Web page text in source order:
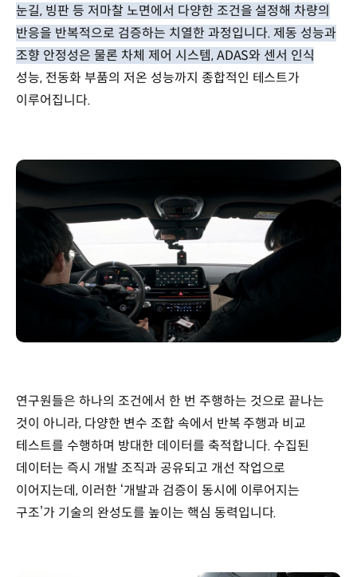
눈길, 빙판 등 저마찰 노면에서 다양한 조건을 설정해 차량의
반응을 반복적으로 검증하는 치열한 과정입니다. 제동 성능과
조향 안정성은 물론 차체 제어 시스템, ADAS와 센서 인식
성능, 전동화 부품의 저온 성능까지 종합적인 테스트가
이루어집니다.
연구원들은 하나의 조건에서 한 번 주행하는 것으로 끝나는
것이 아니라, 다양한 변수 조합 속에서 반복 주행과 비교
테스트를 수행하며 방대한 데이터를 축적합니다. 수집된
데이터는 즉시 개발 조직과 공유되고 개선 작업으로
이어지는데, 이러한 ‘개발과 검증이 동시에 이루어지는
구조’가 기술의 완성도를 높이는 핵심 동력입니다.